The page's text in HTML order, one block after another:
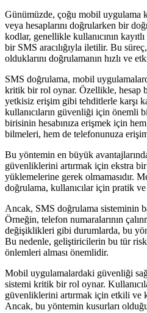
Günümüzde, çoğu mobil uygulama
veya hesaplarını doğrularken bir
kodlar, genellikle kullanıcının
bir SMS aracılığıyla iletilir. Bu
olduklarını doğrulamanın hızlı ve
SMS doğrulama, mobil
kritik bir rol oynar. Özellikle, hesap
yetkisiz erişim gibi tehditlerle karşı
kullanıcıların güvenliği için önemli
birisinin hesabınıza erişmek için hem
bilmeleri, hem de telefonunuza
Bu yöntemin en büyük
güvenliklerini artırmak için ekstra bir
yüklemelerine gerek olmamasıdır.
doğrulama, kullanıcılar için pratik
Ancak, SMS doğrulama sisteminin
Örneğin, telefon numaralarının
değişiklikleri gibi durumlarda, bu
Bu nedenle, geliştiricilerin bu tür
önlemleri alması önemlidir.
Mobil uygulamalardaki güvenliği
sistemi kritik bir rol oynar.
güvenliklerini artırmak için etkili ve
Ancak, bu yöntemin kusurları